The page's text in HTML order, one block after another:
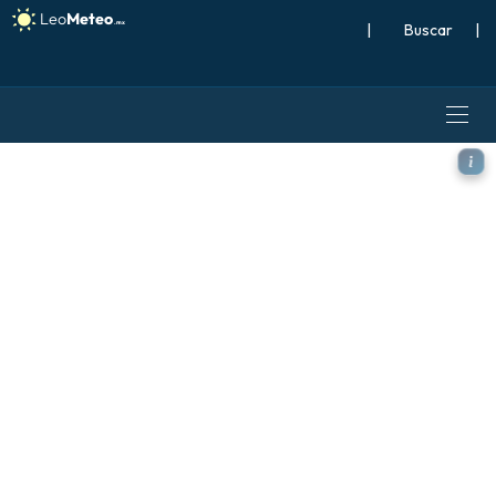
| |
GFS modelo - España,